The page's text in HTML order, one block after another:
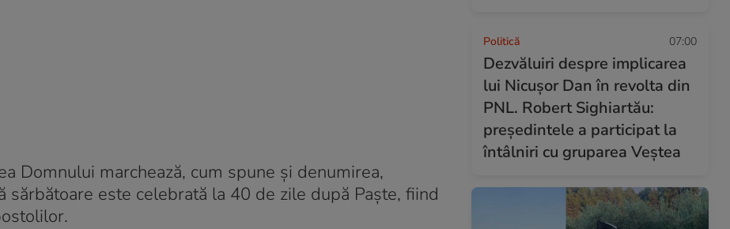
Domnului marchează, cum spune și denumirea,
este celebrată la 40 de zile după Paște, fiind
Politică 07:00
Dezvăluiri despre implicarea
lui Nicușor Dan în revolta din
PNL. Robert Sighiartău:
președintele a participat la
întâlniri cu gruparea Veștea